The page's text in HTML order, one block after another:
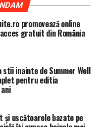
plac. Astăzi a decis să
Capital.
cunoscuţi
în acest domeniu,
că de fapt sunteţi
ţării”. Vă rog să ne
unde această
promovează online
gratuit din România
inainte de Summer Well
pentru editia
și uscătoarele bazate pe